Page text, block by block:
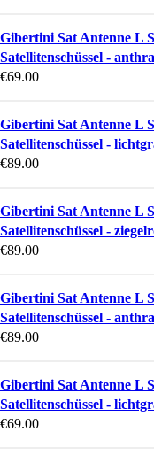
Gibertini Sat Antenne L
Satellitenschüssel -
€69.00
Gibertini Sat Antenne L
Satellitenschüssel -
€89.00
Gibertini Sat Antenne L
Satellitenschüssel -
€89.00
Gibertini Sat Antenne L
Satellitenschüssel -
€89.00
Gibertini Sat Antenne L
Satellitenschüssel -
€69.00